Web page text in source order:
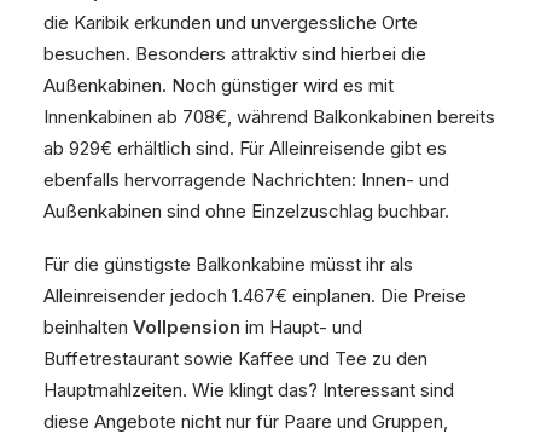
die Karibik erkunden und unvergessliche Orte
besuchen. Besonders attraktiv sind hierbei die
Außenkabinen. Noch günstiger wird es mit
Innenkabinen ab 708€, während Balkonkabinen bereits
ab 929€ erhältlich sind. Für Alleinreisende gibt es
ebenfalls hervorragende Nachrichten: Innen- und
Außenkabinen sind ohne Einzelzuschlag buchbar.
Für die günstigste Balkonkabine müsst ihr als
Alleinreisender jedoch 1.467€ einplanen. Die Preise
beinhalten Vollpension im Haupt- und
Buffetrestaurant sowie Kaffee und Tee zu den
Hauptmahlzeiten. Wie klingt das? Interessant sind
diese Angebote nicht nur für Paare und Gruppen,